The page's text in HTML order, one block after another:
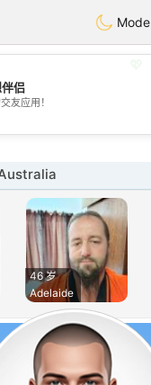
PhilippinesChat
Mode
💕
侣
友应用！
46 岁
Adelaide